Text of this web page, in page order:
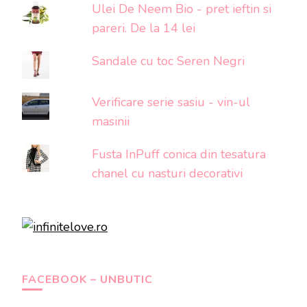
Ulei De Neem Bio - pret ieftin si
pareri. De la 14 lei
Sandale cu toc Seren Negri
Verificare serie sasiu - vin-ul
masinii
Fusta InPuff conica din tesatura
chanel cu nasturi decorativi
FACEBOOK – UNBUTIC